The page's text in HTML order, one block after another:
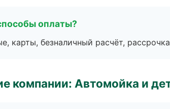
оплаты?
карты, безналичный расчёт,
компании: Автомойка и